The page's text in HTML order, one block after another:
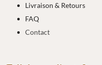
Livraison & Retours
FAQ
Contact